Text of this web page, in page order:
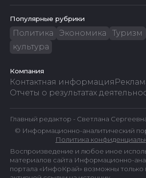
Популярные рубрики
Политика Экономика Туризм
культура
Компания
Контактная информация
Отчеты о результатах
Главный редактор - Светлана
© Информационно-аналитический
Политика
Воспроизведение и любое иное
материалов сайта Информационно-
портала «ИнфоКрай» возможны только